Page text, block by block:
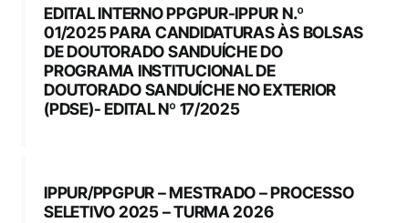
EDITAL INTERNO PPGPUR-IPPUR N.º
01/2025 PARA CANDIDATURAS ÀS BOLSAS
DE DOUTORADO SANDUÍCHE DO
PROGRAMA INSTITUCIONAL DE
DOUTORADO SANDUÍCHE NO EXTERIOR
(PDSE)- EDITAL Nº 17/2025
IPPUR/PPGPUR – MESTRADO – PROCESSO
SELETIVO 2025 – TURMA 2026